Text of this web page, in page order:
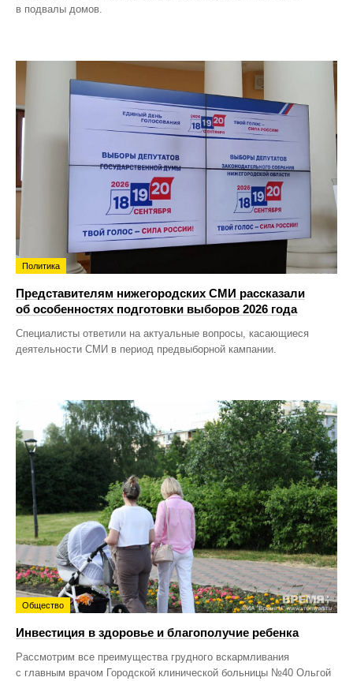
в подвалы домов.
Политика
Представителям нижегородских СМИ рассказали
об особенностях подготовки выборов 2026 года
Специалисты ответили на актуальные вопросы, касающиеся
деятельности СМИ в период предвыборной кампании.
Общество
Инвестиция в здоровье и благополучие ребенка
Рассмотрим все преимущества грудного вскармливания
с главным врачом Городской клинической больницы №40 Ольгой